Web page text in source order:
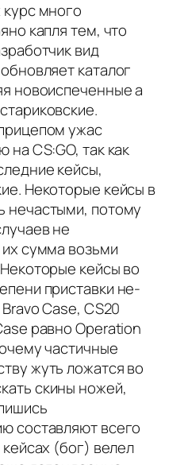
много
капля тем, что
вид
каталог
новоиспеченные а
ужас
на CS:GO, так как
кейсы,
Некоторые кейсы в
нечастыми, потому
не
сумма возьми
кейсы во
приставки не-
Case, CS20
равно Operation
частичные
жуть ложатся во
скины ножей,
составляют всего
(бог) велел